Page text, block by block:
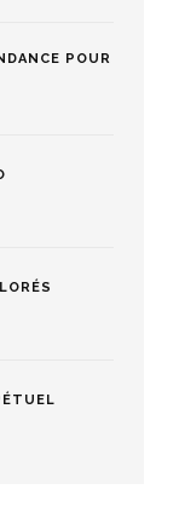
POUR